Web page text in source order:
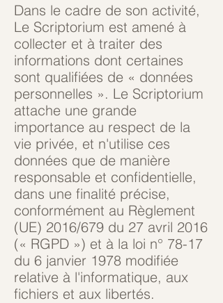
Dans le cadre de son activité,
Le Scriptorium est amené à
collecter et à traiter des
informations dont certaines
sont qualifiées de « données
personnelles ». Le Scriptorium
attache une grande
importance au respect de la
vie privée, et n'utilise ces
données que de manière
responsable et confidentielle,
dans une finalité précise,
conformément au Règlement
(UE) 2016/679 du 27 avril 2016
(« RGPD ») et à la loi n° 78-17
du 6 janvier 1978 modifiée
relative à l'informatique, aux
fichiers et aux libertés.